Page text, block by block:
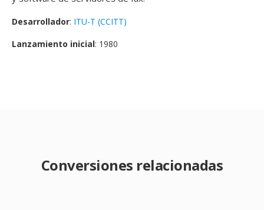
Desarrollador: ITU-T (CCITT)
Lanzamiento inicial: 1980
Conversiones relacionadas